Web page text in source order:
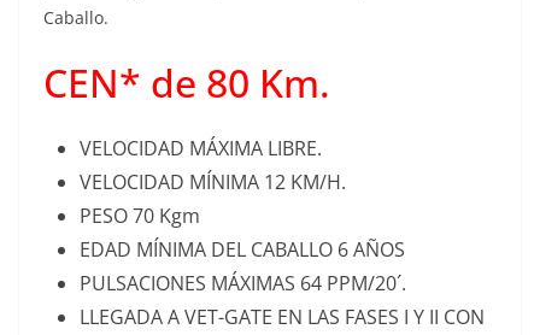
Caballo.
CEN* de 80 Km.
VELOCIDAD MÁXIMA LIBRE.
VELOCIDAD MÍNIMA 12 KM/H.
PESO 70 Kgm
EDAD MÍNIMA DEL CABALLO 6 AÑOS
PULSACIONES MÁXIMAS 64 PPM/20´.
LLEGADA A VET-GATE EN LAS FASES I Y II CON